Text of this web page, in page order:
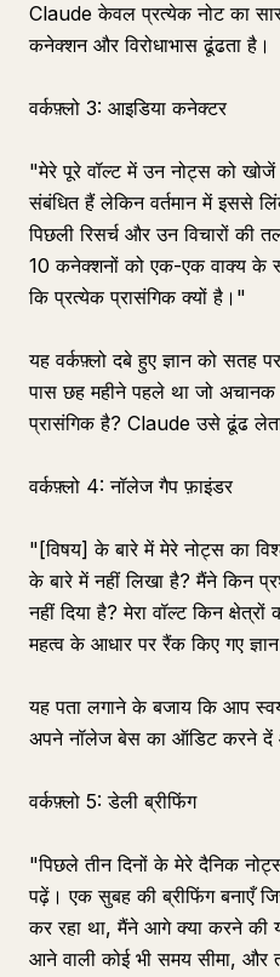
Claude केवल प्रत्येक नोट का
कनेक्शन और विरोधाभास ढूंढता है।
वर्कफ़्लो 3: आइडिया कनेक्टर
"मेरे पूरे वॉल्ट में उन नोट्स को
संबंधित हैं लेकिन वर्तमान में इससे
पिछली रिसर्च और उन विचारों की
10 कनेक्शनों को एक-एक वाक्य के
कि प्रत्येक प्रासंगिक क्यों है।"
यह वर्कफ़्लो दबे हुए ज्ञान को सतह
पास छह महीने पहले था जो
प्रासंगिक है? Claude उसे ढूंढ
वर्कफ़्लो 4: नॉलेज गैप फ़ाइंडर
"[विषय] के बारे में मेरे नोट्स का
के बारे में नहीं लिखा है? मैंने किन
नहीं दिया है? मेरा वॉल्ट किन
महत्व के आधार पर रैंक किए गए
यह पता लगाने के बजाय कि आप
अपने नॉलेज बेस का ऑडिट करने दें
वर्कफ़्लो 5: डेली ब्रीफिंग
"पिछले तीन दिनों के मेरे दैनिक
पढ़ें। एक सुबह की ब्रीफिंग बनाएँ
कर रहा था, मैंने आगे क्या करने की
आने वाली कोई भी समय सीमा, और